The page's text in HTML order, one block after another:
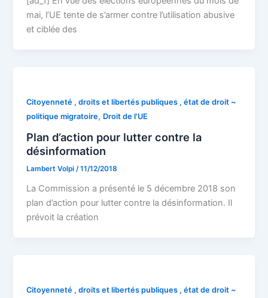
mai, l’UE tente de s’armer contre l’utilisation abusive
et ciblée des
Citoyenneté , droits et libertés publiques , état de droit ~
politique migratoire, Droit de l'UE
Plan d’action pour lutter contre la
désinformation
Lambert Volpi/11/12/2018
La Commission a présenté le 5 décembre 2018 son
plan d’action pour lutter contre la désinformation. Il
prévoit la création
Citoyenneté , droits et libertés publiques , état de droit ~